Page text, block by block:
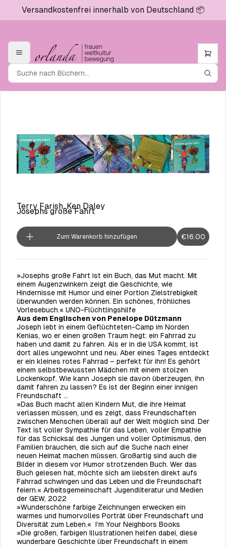
Versandkostenfrei innerhalb von Deutschland 📦
Terry Farish, Ken Daley
Josephs große Fahrt
Zum Warenkorb hinzufügen €16.00
»Josephs große Fahrt ist ein Buch, das Mut macht. Mit
einem Augenzwinkern zeigt die Geschichte, wie
Hindernisse mit Humor und einer Portion Zielstrebigkeit
überwunden werden können. Ein schönes, fröhliches
Vorlesebuch.« UNO-Flüchtlingshilfe
Aus dem Englischen von Penelope Dützmann
Joseph lebt in einem Geflüchteten-Camp im Norden
Kenias, wo er einen großen Traum hegt: ein Fahrrad zu
haben und damit zu fahren. Als er in die USA kommt, ist
dort alles ungewohnt und neu. Aber eines Tages entdeckt
er ein kleines rotes Fahrrad – perfekt für ihn! Es gehört
einem selbstbewussten Mädchen mit einem stolzen
Lockenkopf. Wie kann Joseph sie davon überzeugen, ihn
damit fahren zu lassen? Es ist der Beginn einer innigen
Freundschaft ...
»Das Buch macht allen Kindern Mut, die ihre Heimat
verlassen müssen, und es zeigt, dass Freundschaften
zwischen Menschen überall auf der Welt möglich sind. Der
Text ist voller Sympathie für das Leben, voller Empathie
für das Schicksal des Jungen und voller Optimismus, den
Familien brauchen, die sich auf die Suche nach einer
neuen Heimat machen müssen. Großartig sind auch die
Bilder in diesem vor Humor strotzenden Buch. Wer das
Buch gelesen hat, möchte sich am liebsten direkt aufs
Fahrrad schwingen und das Leben und die Freundschaft
feiern.« Arbeitsgemeinschaft Jugendliteratur und Medien
der GEW, 2022
»Wunderschöne farbige Zeichnungen erwecken ein
warmes und humorvolles Porträt über Freundschaft und
Diversität zum Leben.« I’m Your Neighbors Books
»Die großen, farbigen Illustrationen helfen dabei, diese
wunderbare Geschichte über Freundschaft in einem